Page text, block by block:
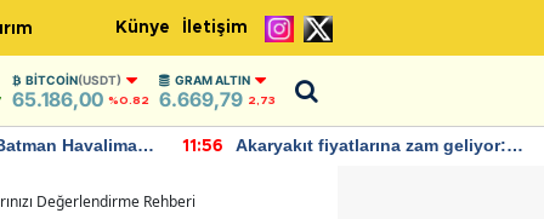
Künye İletişim
BITCOIN(USDT)
65.186,00 %0.82
GRAM ALTIN
6.669,79 2,73
Havalimanı
11:56
Akaryakıt fiyatlarına zam geliyor:
Değerlendirme Rehberi